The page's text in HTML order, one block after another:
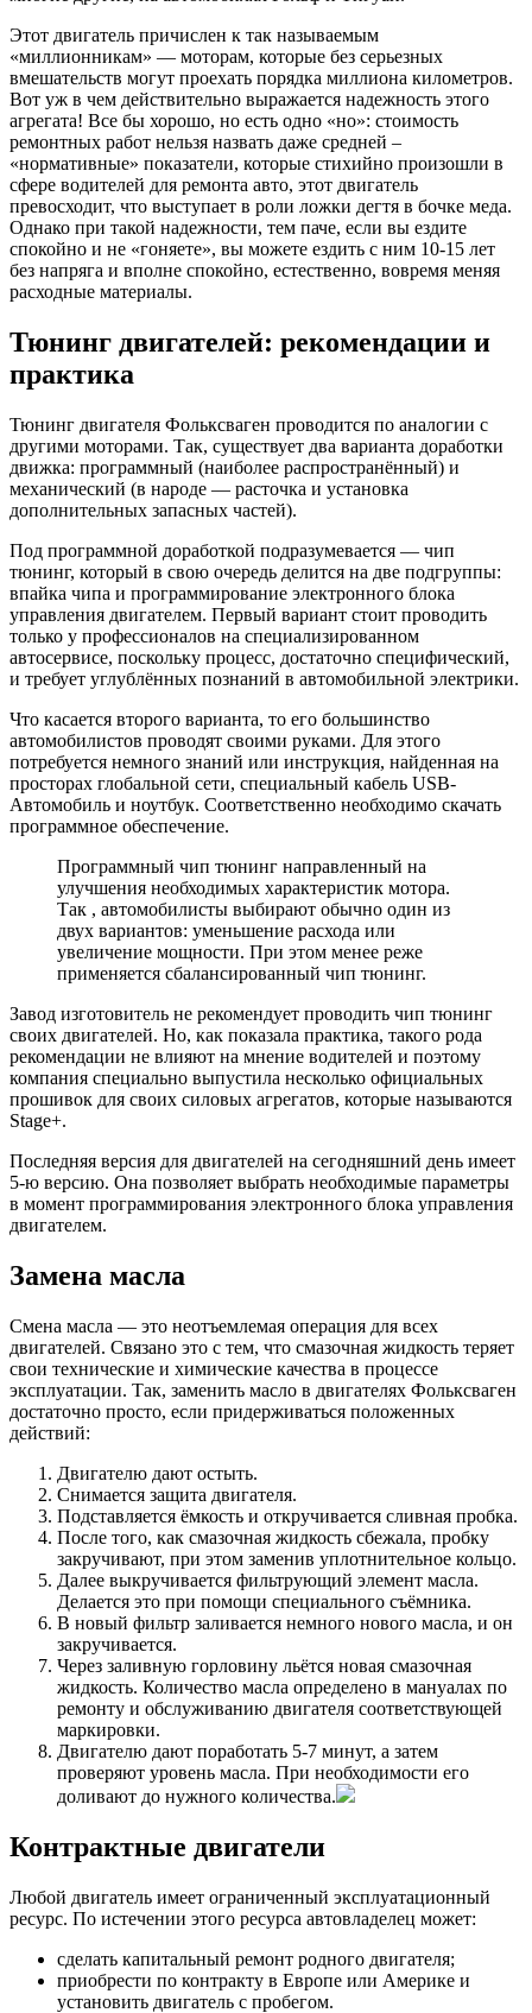
Этот двигатель причислен к так называемым
«миллионникам» — моторам, которые без серьезных
вмешательств могут проехать порядка миллиона километров.
Вот уж в чем действительно выражается надежность этого
агрегата! Все бы хорошо, но есть одно «но»: стоимость
ремонтных работ нельзя назвать даже средней –
«нормативные» показатели, которые стихийно произошли в
сфере водителей для ремонта авто, этот двигатель
превосходит, что выступает в роли ложки дегтя в бочке меда.
Однако при такой надежности, тем паче, если вы ездите
спокойно и не «гоняете», вы можете ездить с ним 10-15 лет
без напряга и вполне спокойно, естественно, вовремя меняя
расходные материалы.
Тюнинг двигателей: рекомендации и
практика
Тюнинг двигателя Фольксваген проводится по аналогии с
другими моторами. Так, существует два варианта доработки
движка: программный (наиболее распространённый) и
механический (в народе — расточка и установка
дополнительных запасных частей).
Под программной доработкой подразумевается — чип
тюнинг, который в свою очередь делится на две подгруппы:
впайка чипа и программирование электронного блока
управления двигателем. Первый вариант стоит проводить
только у профессионалов на специализированном
автосервисе, поскольку процесс, достаточно специфический,
и требует углублённых познаний в автомобильной электрики.
Что касается второго варианта, то его большинство
автомобилистов проводят своими руками. Для этого
потребуется немного знаний или инструкция, найденная на
просторах глобальной сети, специальный кабель USB-
Автомобиль и ноутбук. Соответственно необходимо скачать
программное обеспечение.
Программный чип тюнинг направленный на
улучшения необходимых характеристик мотора.
Так , автомобилисты выбирают обычно один из
двух вариантов: уменьшение расхода или
увеличение мощности. При этом менее реже
применяется сбалансированный чип тюнинг.
Завод изготовитель не рекомендует проводить чип тюнинг
своих двигателей. Но, как показала практика, такого рода
рекомендации не влияют на мнение водителей и поэтому
компания специально выпустила несколько официальных
прошивок для своих силовых агрегатов, которые называются
Stage+.
Последняя версия для двигателей на сегодняшний день имеет
5-ю версию. Она позволяет выбрать необходимые параметры
в момент программирования электронного блока управления
двигателем.
Замена масла
Смена масла — это неотъемлемая операция для всех
двигателей. Связано это с тем, что смазочная жидкость теряет
свои технические и химические качества в процессе
эксплуатации. Так, заменить масло в двигателях Фольксваген
достаточно просто, если придерживаться положенных
действий:
Двигателю дают остыть.
Снимается защита двигателя.
Подставляется ёмкость и откручивается сливная пробка.
После того, как смазочная жидкость сбежала, пробку
закручивают, при этом заменив уплотнительное кольцо.
Далее выкручивается фильтрующий элемент масла.
Делается это при помощи специального съёмника.
В новый фильтр заливается немного нового масла, и он
закручивается.
Через заливную горловину льётся новая смазочная
жидкость. Количество масла определено в мануалах по
ремонту и обслуживанию двигателя соответствующей
маркировки.
Двигателю дают поработать 5-7 минут, а затем
проверяют уровень масла. При необходимости его
доливают до нужного количества.
Контрактные двигатели
Любой двигатель имеет ограниченный эксплуатационный
ресурс. По истечении этого ресурса автовладелец может:
сделать капитальный ремонт родного двигателя;
приобрести по контракту в Европе или Америке и
установить двигатель с пробегом.